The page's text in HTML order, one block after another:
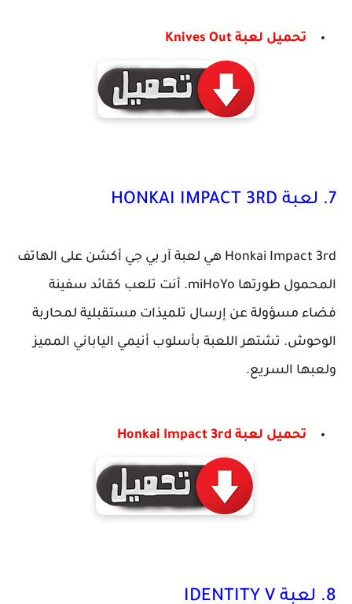
تحميل لعبة Knives Out
7. لعبة HONKAI IMPACT 3RD
Honkai Impact 3rd هي لعبة آر بي جي أكشن على الهاتف
المحمول طورتها miHoYo. أنت تلعب كقائد سفينة
فضاء مسؤولة عن إرسال تلميذات مستقبلية لمحاربة
الوحوش. تشتهر اللعبة بأسلوب أنيمي الياباني المميز
ولعبها السريع.
تحميل لعبة Honkai Impact 3rd
8. لعبة IDENTITY V